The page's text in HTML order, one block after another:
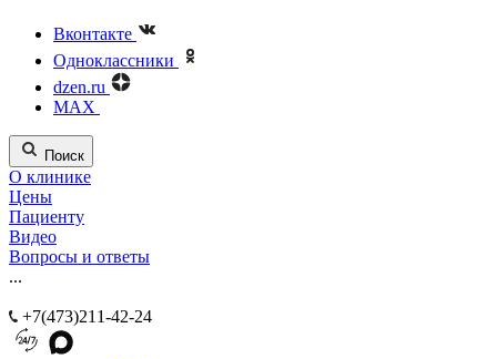
Вконтакте
Одноклассники
dzen.ru
MAX
Поиск
О клинике
Цены
Пациенту
Видео
Вопросы и ответы
...
+7(473)211-42-24